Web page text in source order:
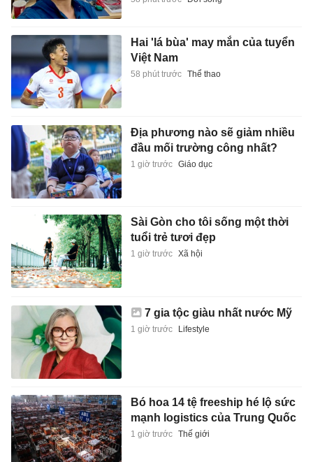
Hai 'lá bùa' may mắn của tuyển
Việt Nam
58 phút trước Thể thao
Địa phương nào sẽ giảm nhiều
đầu mối trường công nhất?
1 giờ trước Giáo dục
Sài Gòn cho tôi sống một thời
tuổi trẻ tươi đẹp
1 giờ trước Xã hội
7 gia tộc giàu nhất nước Mỹ
1 giờ trước Lifestyle
Bó hoa 14 tệ freeship hé lộ sức
mạnh logistics của Trung Quốc
1 giờ trước Thế giới